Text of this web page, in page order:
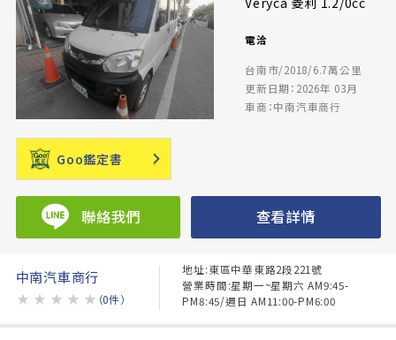
電洽
台南市/2018/6.7萬公里
更新日期：2026年 03月
車商：中南汽車商行
Goo鑑定書
聯絡我們 查看詳情
中南汽車商行
★ ★ ★ ★ ★ （0件）
地址:東區中華東路2段221號
營業時間:星期一~星期六 AM9:45-
PM8:45/週日 AM11:00-PM6:00